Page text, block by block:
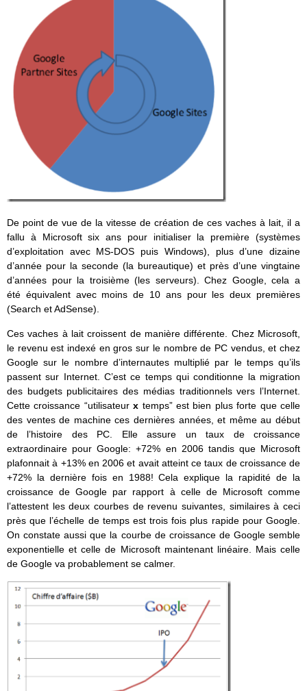
De point de vue de la vitesse de création de ces vaches à lait, il a
fallu à Microsoft six ans pour initialiser la première (systèmes
d’exploitation avec MS-DOS puis Windows), plus d’une dizaine
d’année pour la seconde (la bureautique) et près d’une vingtaine
d’années pour la troisième (les serveurs). Chez Google, cela a
été équivalent avec moins de 10 ans pour les deux premières
(Search et AdSense).
Ces vaches à lait croissent de manière différente. Chez Microsoft,
le revenu est indexé en gros sur le nombre de PC vendus, et chez
Google sur le nombre d’internautes multiplié par le temps qu’ils
passent sur Internet. C’est ce temps qui conditionne la migration
des budgets publicitaires des médias traditionnels vers l’Internet.
Cette croissance “utilisateurx temps” est bien plus forte que celle
des ventes de machine ces dernières années, et même au début
de l’histoire des PC. Elle assure un taux de croissance
extraordinaire pour Google: +72% en 2006 tandis que Microsoft
plafonnait à +13% en 2006 et avait atteint ce taux de croissance de
+72% la dernière fois en 1988! Cela explique la rapidité de la
croissance de Google par rapport à celle de Microsoft comme
l’attestent les deux courbes de revenu suivantes, similaires à ceci
près que l’échelle de temps est trois fois plus rapide pour Google.
On constate aussi que la courbe de croissance de Google semble
exponentielle et celle de Microsoft maintenant linéaire. Mais celle
de Google va probablement se calmer.